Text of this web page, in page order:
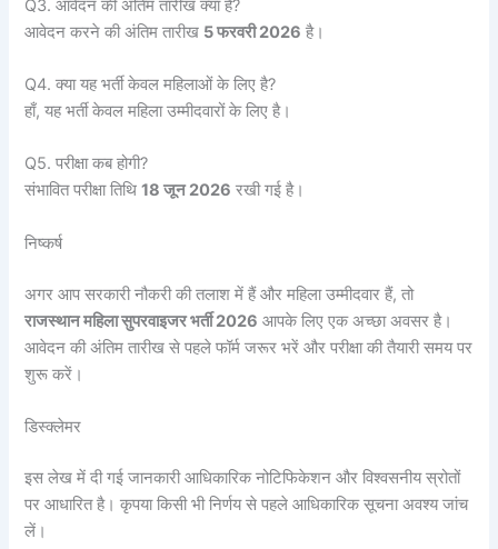
Q3. आवेदन की अंतिम तारीख क्या है?
आवेदन करने की अंतिम तारीख 5 फरवरी 2026 है।
Q4. क्या यह भर्ती केवल महिलाओं के लिए है?
हाँ, यह भर्ती केवल महिला उम्मीदवारों के लिए है।
Q5. परीक्षा कब होगी?
संभावित परीक्षा तिथि18 जून 2026 रखी गई है।
निष्कर्ष
अगर आप सरकारी नौकरी की तलाश में हैं और महिला उम्मीदवार हैं, तो
राजस्थान महिला सुपरवाइजर भर्ती 2026 आपके लिए एक अच्छा अवसर है।
आवेदन की अंतिम तारीख से पहले फॉर्म जरूर भरें और परीक्षा की तैयारी समय पर
शुरू करें।
डिस्क्लेमर
इस लेख में दी गई जानकारी आधिकारिक नोटिफिकेशन और विश्वसनीय स्रोतों
पर आधारित है। कृपया किसी भी निर्णय से पहले आधिकारिक सूचना अवश्य जांच
लें।